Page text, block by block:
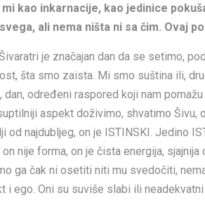
mi kao inkarnacije, kao jedinice
ali nema ništa ni sa čim. Ovaj
je značajan dan da se setimo,
šta smo zaista. Mi smo suština ili,
dan, određeni raspored koji nam
aspekt doživimo, shvatimo Šivu,
od najdubljeg, on je ISTINSKI. Jedino
on nije forma, on je čista energija,
ga čak ni osetiti niti mu svedočiti,
i ego. Oni su suviše slabi ili